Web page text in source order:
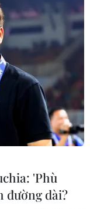
'Phù
đường dài?